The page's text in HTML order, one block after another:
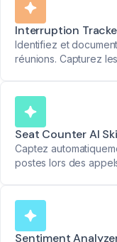
Interruption
Identifiez et
réunions. Capturez
Seat Counter AI
Captez
postes lors des
Sentiment